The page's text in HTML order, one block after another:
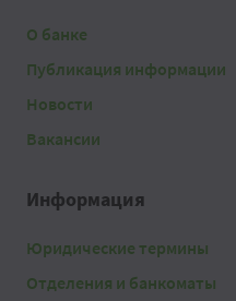
О банке
Публикация информации
Новости
Вакансии
Информация
Юридические термины
Отделения и банкоматы